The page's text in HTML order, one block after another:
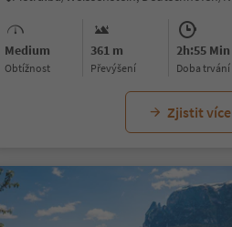
Medium
Obtížnost
361 m
Převýšení
2h:55 Min
doba trvání
Zjistit více